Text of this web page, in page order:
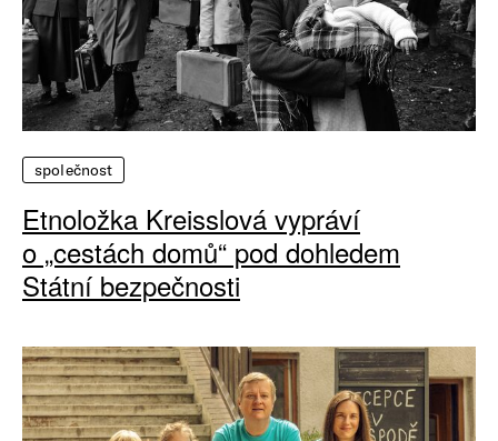
společnost
Etnoložka Kreisslová vypráví
o „cestách domů“ pod dohledem
Státní bezpečnosti